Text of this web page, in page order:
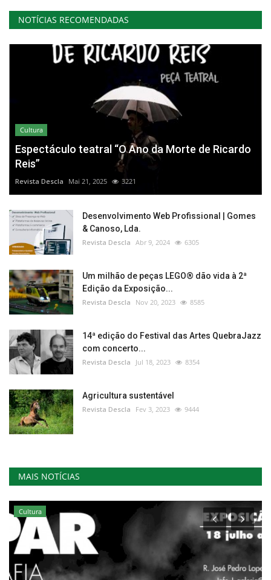
NOTÍCIAS RECOMENDADAS
Cultura
Espectáculo teatral “O Ano da Morte de Ricardo
Reis”
Revista Descla Mai 21, 2025 3221
Desenvolvimento Web Profissional | Gomes
& Canoso, Lda.
Revista Descla Abr 9, 2024 6305
Um milhão de peças LEGO® dão vida à 2ª
Edição da Exposição...
Revista Descla Nov 20, 2023 8585
14ª edição do Festival das Artes QuebraJazz
com concerto...
Revista Descla Jul 18, 2023 8354
Agricultura sustentável
Revista Descla Fev 3, 2023 9444
MAIS NOTÍCIAS
Saúde